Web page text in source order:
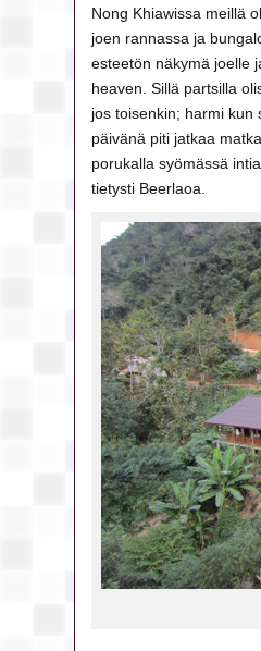
Nong Khiawissa meillä
joen rannassa ja
esteetön näkymä joelle
heaven. Sillä partsilla
jos toisenkin; harmi kun
päivänä piti jatkaa
porukalla syömässä
tietysti Beerlaoa.